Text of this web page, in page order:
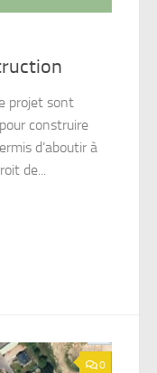
projet sont
construire
d’aboutir à
de...
0